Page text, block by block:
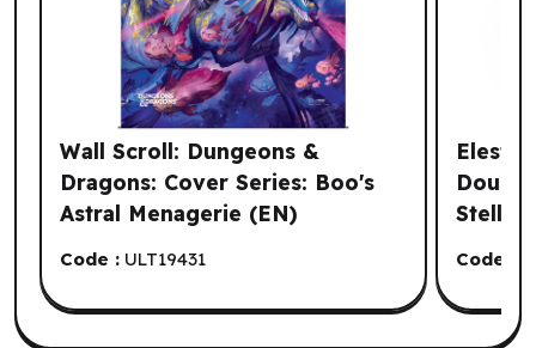
Wall Scroll: Dungeons &
Dragons: Cover Series: Boo's
Astral Menagerie (EN)
Code : ULT19431
Stellar
Code :